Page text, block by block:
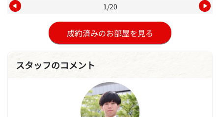
1/20
成約済みのお部屋を見る
スタッフのコメント